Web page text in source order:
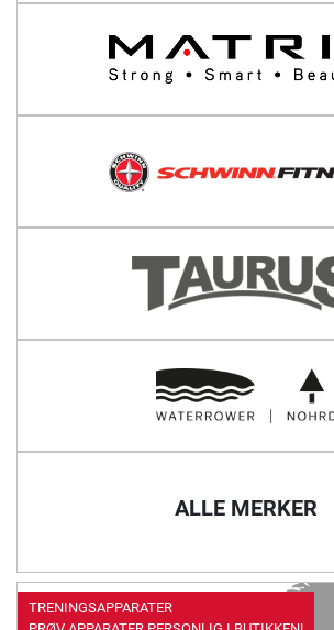
ALLE MERKER
TRENINGSAPPARATER